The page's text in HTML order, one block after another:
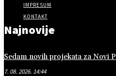
IMPRESUM
KONTAKT
Najnovije
Sedam novih projekata za Novi
7. 08. 2026. 14:44